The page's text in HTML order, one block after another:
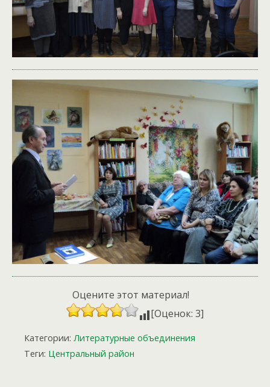
Оцените этот материал!
[Оценок: 3]
Категории: Литературные объединения
Теги: Центральный район